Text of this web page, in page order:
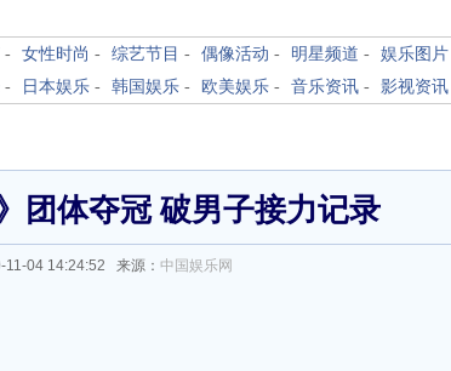
- 女性时尚 - 综艺节目 - 偶像活动 - 明星频道 - 娱乐图片
- 日本娱乐 - 韩国娱乐 - 欧美娱乐 - 音乐资讯 - 影视资讯
团体夺冠 破男子接力记录
11-04 14:24:52 来源： 中国娱乐网